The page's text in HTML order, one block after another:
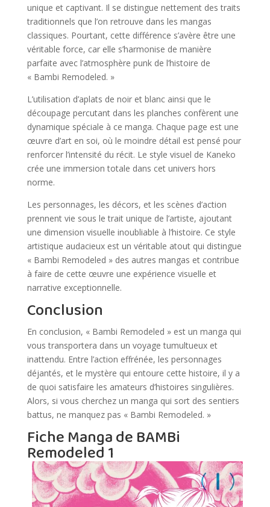
unique et captivant. Il se distingue nettement des traits
traditionnels que l’on retrouve dans les mangas
classiques. Pourtant, cette différence s’avère être une
véritable force, car elle s’harmonise de manière
parfaite avec l’atmosphère punk de l’histoire de
« Bambi Remodeled. »
L’utilisation d’aplats de noir et blanc ainsi que le
découpage percutant dans les planches confèrent une
dynamique spéciale à ce manga. Chaque page est une
œuvre d’art en soi, où le moindre détail est pensé pour
renforcer l’intensité du récit. Le style visuel de Kaneko
crée une immersion totale dans cet univers hors
norme.
Les personnages, les décors, et les scènes d’action
prennent vie sous le trait unique de l’artiste, ajoutant
une dimension visuelle inoubliable à l’histoire. Ce style
artistique audacieux est un véritable atout qui distingue
« Bambi Remodeled » des autres mangas et contribue
à faire de cette œuvre une expérience visuelle et
narrative exceptionnelle.
Conclusion
En conclusion, « Bambi Remodeled » est un manga qui
vous transportera dans un voyage tumultueux et
inattendu. Entre l’action effrénée, les personnages
déjantés, et le mystère qui entoure cette histoire, il y a
de quoi satisfaire les amateurs d’histoires singulières.
Alors, si vous cherchez un manga qui sort des sentiers
battus, ne manquez pas « Bambi Remodeled. »
Fiche Manga de BAMBi
Remodeled 1